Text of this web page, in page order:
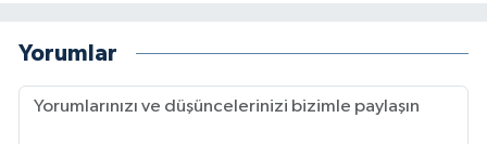
Yorumlar